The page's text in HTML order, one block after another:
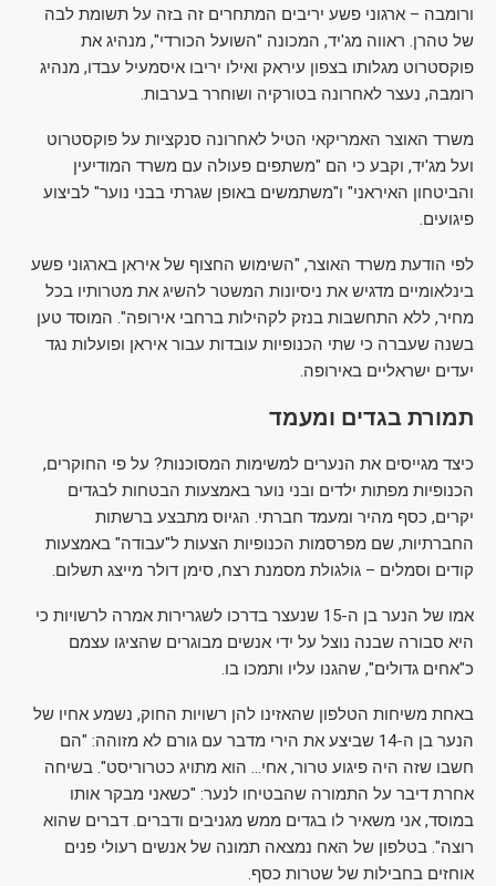
ורומבה – ארגוני פשע יריבים המתחרים זה בזה על תשומת לבה
של טהרן. ראווה מג'יד, המכונה "השועל הכורדי", מנהיג את
פוקסטרוט מגלותו בצפון עיראק ואילו יריבו איסמעיל עבדו, מנהיג
רומבה, נעצר לאחרונה בטורקיה ושוחרר בערבות.
משרד האוצר האמריקאי הטיל לאחרונה סנקציות על פוקסטרוט
ועל מג'יד, וקבע כי הם "משתפים פעולה עם משרד המודיעין
והביטחון האיראני" ו"משתמשים באופן שגרתי בבני נוער" לביצוע
פיגועים.
לפי הודעת משרד האוצר, "השימוש החצוף של איראן בארגוני פשע
בינלאומיים מדגיש את ניסיונות המשטר להשיג את מטרותיו בכל
מחיר, ללא התחשבות בנזק לקהילות ברחבי אירופה". המוסד טען
בשנה שעברה כי שתי הכנופיות עובדות עבור איראן ופועלות נגד
יעדים ישראליים באירופה.
תמורת בגדים ומעמד
כיצד מגייסים את הנערים למשימות המסוכנות? על פי החוקרים,
הכנופיות מפתות ילדים ובני נוער באמצעות הבטחות לבגדים
יקרים, כסף מהיר ומעמד חברתי. הגיוס מתבצע ברשתות
החברתיות, שם מפרסמות הכנופיות הצעות ל"עבודה" באמצעות
קודים וסמלים – גולגולת מסמנת רצח, סימן דולר מייצג תשלום.
אמו של הנער בן ה-15 שנעצר בדרכו לשגרירות אמרה לרשויות כי
היא סבורה שבנה נוצל על ידי אנשים מבוגרים שהציגו עצמם
כ"אחים גדולים", שהגנו עליו ותמכו בו.
באחת משיחות הטלפון שהאזינו להן רשויות החוק, נשמע אחיו של
הנער בן ה-14 שביצע את הירי מדבר עם גורם לא מזוהה: "הם
חשבו שזה היה פיגוע טרור, אחי… הוא מתויג כטרוריסט". בשיחה
אחרת דיבר על התמורה שהבטיחו לנער: "כשאני מבקר אותו
במוסד, אני משאיר לו בגדים ממש מגניבים ודברים. דברים שהוא
רוצה". בטלפון של האח נמצאה תמונה של אנשים רעולי פנים
אוחזים בחבילות של שטרות כסף.